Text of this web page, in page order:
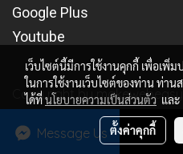
Message Us
Google Plus
Youtube
Copy right by
ผู้เข้าชมวันนี้
เว็บไซต์นี้มีการใช้งานคุกกี้ เพื่อเ
ในการใช้งานเว็บไซต์ของท่าน ท่าน
ได้ที่นโยบายความเป็นส่วนตัว และ
ตั้งค่าคุกกี้